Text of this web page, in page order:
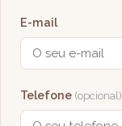
E-mail
Telefone (opcional)